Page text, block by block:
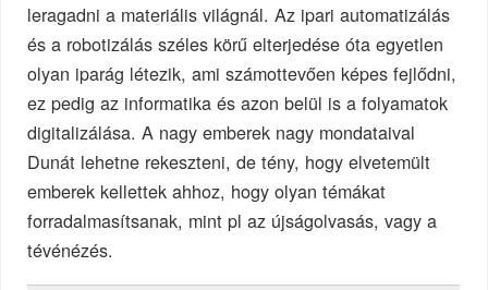
leragadni a materiális világnál. Az ipari automatizálás
és a robotizálás széles körű elterjedése óta egyetlen
olyan iparág létezik, ami számottevően képes fejlődni,
ez pedig az informatika és azon belül is a folyamatok
digitalizálása. A nagy emberek nagy mondataival
Dunát lehetne rekeszteni, de tény, hogy elvetemült
emberek kellettek ahhoz, hogy olyan témákat
forradalmasítsanak, mint pl az újságolvasás, vagy a
tévénézés.